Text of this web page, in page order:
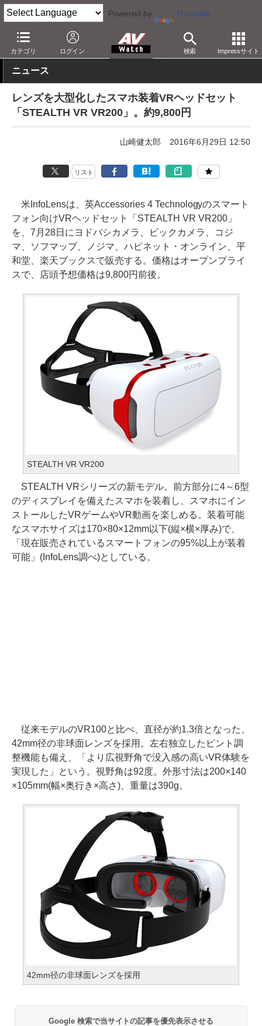
Powered by Translate
カテゴリ ログイン 検索 Impressサイト
AV Watch 製品 HMD/スマートグラス
ニュース
レンズを大型化したスマホ装着VRヘッドセット
「STEALTH VR VR200」。約9,800円
山崎健太郎 2016年6月29日 12:50
リスト
米InfoLensは、英Accessories 4 Technologyのスマート
フォン向けVRヘッドセット「STEALTH VR VR200」
を、7月28日にヨドバシカメラ、ビックカメラ、コジ
マ、ソフマップ、ノジマ、ハピネット・オンライン、平
和堂、楽天ブックスで販売する。価格はオープンプライ
スで、店頭予想価格は9,800円前後。
STEALTH VR VR200
STEALTH VRシリーズの新モデル。前方部分に4～6型
のディスプレイを備えたスマホを装着し、スマホにイン
ストールしたVRゲームやVR動画を楽しめる。装着可能
なスマホサイズは170×80×12mm以下(縦×横×厚み)で、
「現在販売されているスマートフォンの95%以上が装着
可能」(InfoLens調べ)としている。
従来モデルのVR100と比べ、直径が約1.3倍となった、
42mm径の非球面レンズを採用。左右独立したピント調
整機能も備え、「より広視野角で没入感の高いVR体験を
実現した」という。視野角は92度。外形寸法は200×140
×105mm(幅×奥行き×高さ)、重量は390g。
42mm径の非球面レンズを採用
Google 検索で当サイトの記事を優先表示させる